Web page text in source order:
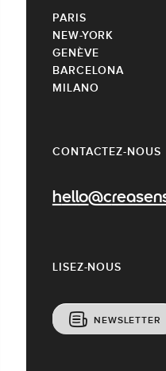
CONTACTEZ-NOUS
LISEZ-NOUS
NEWSLETTER
PARIS
NEW-YORK
GENÈVE
BARCELONA
MILANO